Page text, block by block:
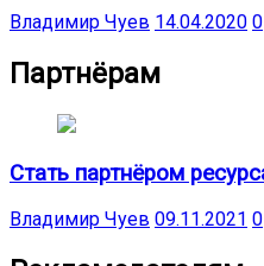
Владимир Чуев 14.04.2020 0
Партнёрам
Стать партнёром
Владимир Чуев 09.11.2021 0